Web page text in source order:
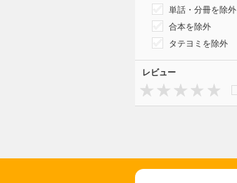
単話・分冊を除外
合本を除外
タテヨミを除外
レビュー